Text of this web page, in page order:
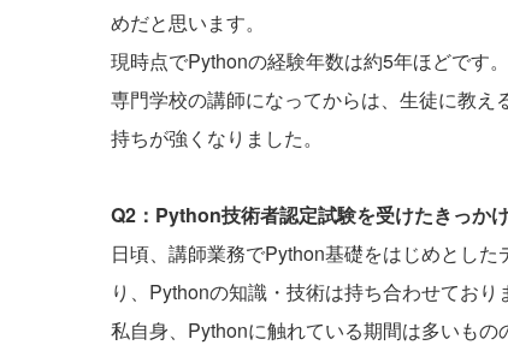
めだと思います。
現時点でPythonの経験年数は約5年ほどです。
専門学校の講師になってからは、生徒に教
持ちが強くなりました。
Q2：Python技術者認定試験を受けたきっか
日頃、講師業務でPython基礎をはじめとし
り、Pythonの知識・技術は持ち合わせており
私自身、Pythonに触れている期間は多いも